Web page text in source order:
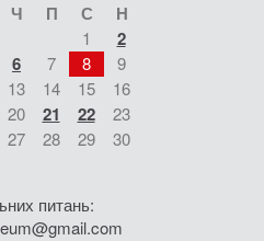
Ч П С Н
1 2
6 7 8
9
13 14 15
16
20 21 22
23
27 28 29
30
питань: